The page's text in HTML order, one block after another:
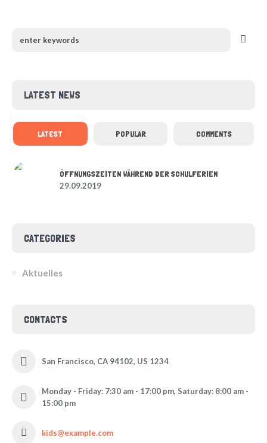
LATEST NEWS
LATEST POPULAR COMMENTS
ÖFFNUNGSZEITEN WÄHREND DER SCHULFERIEN
29.09.2019
CATEGORIES
Aktuelles
CONTACTS
San Francisco, CA 94102, US 1234
Monday - Friday: 7:30 am - 17:00 pm, Saturday: 8:00 am -
15:00 pm
kids@example.com